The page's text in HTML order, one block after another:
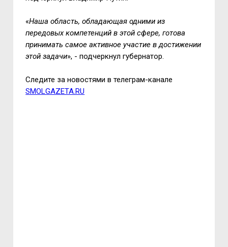
«Наша область, обладающая одними из
передовых компетенций в этой сфере, готова
принимать самое активное участие в достижении
этой задачи», - подчеркнул губернатор.
Следите за новостями в телеграм-канале
SMOLGAZETA.RU